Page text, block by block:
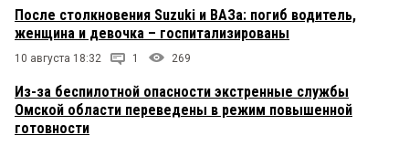
После столкновения Suzuki и ВАЗа: погиб водитель,
женщина и девочка – госпитализированы
10 августа 18:32 1 269
Из-за беспилотной опасности экстренные службы
Омской области переведены в режим повышенной
готовности